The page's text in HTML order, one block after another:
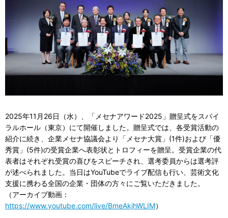
2025年11月26日（水）、「メセナアワード2025」贈呈式をスパイ
ラルホール（東京）にて開催しました。贈呈式では、各受賞活動の
紹介に続き、企業メセナ協議会より「メセナ大賞」(1件)および「優
秀賞」(5件)の受賞企業へ表彰状とトロフィーを贈呈。受賞企業の代
表者はそれぞれ受賞の喜びをスピーチされ、選考委員からは選考評
が述べられました。当日はYouTubeでライブ配信も行い、芸術文化
支援に携わる全国の企業・団体の方々にご覧いただきました。
（アーカイブ動画：
https://www.youtube.com/live/BmeAkjhWLIM）